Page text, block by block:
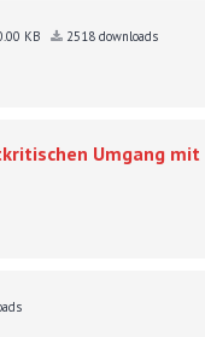
KB 2518 downloads
Umgang